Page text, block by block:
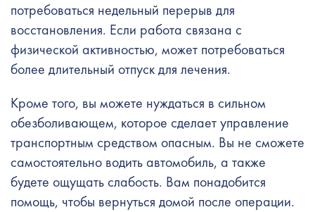
потребоваться недельный перерыв для
восстановления. Если работа связана с
физической активностью, может потребоваться
более длительный отпуск для лечения.
Кроме того, вы можете нуждаться в сильном
обезболивающем, которое сделает управление
транспортным средством опасным. Вы не сможете
самостоятельно водить автомобиль, а также
будете ощущать слабость. Вам понадобится
помощь, чтобы вернуться домой после операции.